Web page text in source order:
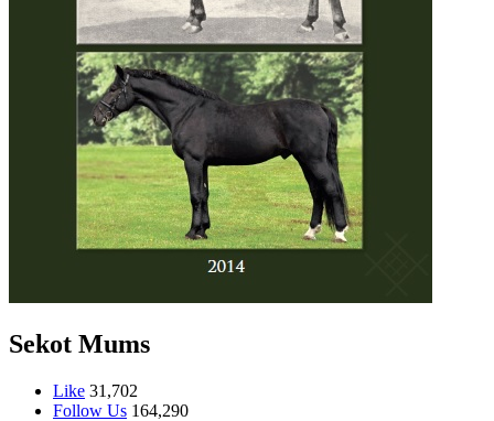
Sekot Mums
Like 31,702
Follow Us 164,290